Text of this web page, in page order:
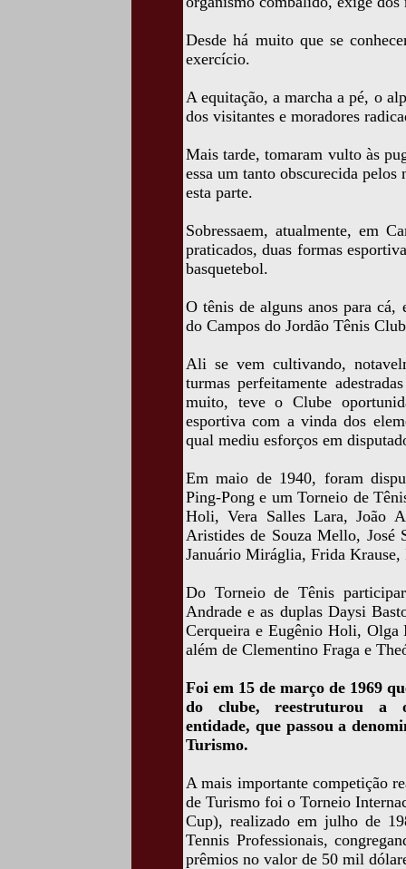
Desde há muito que se
exercício.
A equitação, a marcha a pé, o
dos visitantes e moradores
Mais tarde, tomaram vulto às
essa um tanto obscurecida pelos
esta parte.
Sobressaem, atualmente, em
praticados, duas formas
basquetebol.
O tênis de alguns anos para cá,
do Campos do Jordão Tênis
Ali se vem cultivando,
turmas perfeitamente
muito, teve o Clube
esportiva com a vinda dos
qual mediu esforços em
Em maio de 1940, foram
Ping-Pong e um Torneio de
Holi, Vera Salles Lara, João
Aristides de Souza Mello, José
Januário Miráglia, Frida
Do Torneio de Tênis
Andrade e as duplas Daysi
Cerqueira e Eugênio Holi, Olga
além de Clementino Fraga e
Foi em 15 de março de 1969
do clube, reestruturou a
entidade, que passou a
Turismo.
A mais importante competição
de Turismo foi o Torneio
Cup), realizado em julho de
Tennis Professionais,
prêmios no valor de 50 mil